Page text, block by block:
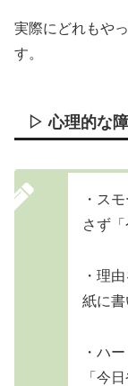
実際にどれもや
す。
▷ 心理的な
・ス
さず
・理
紙に
・ハ
「今